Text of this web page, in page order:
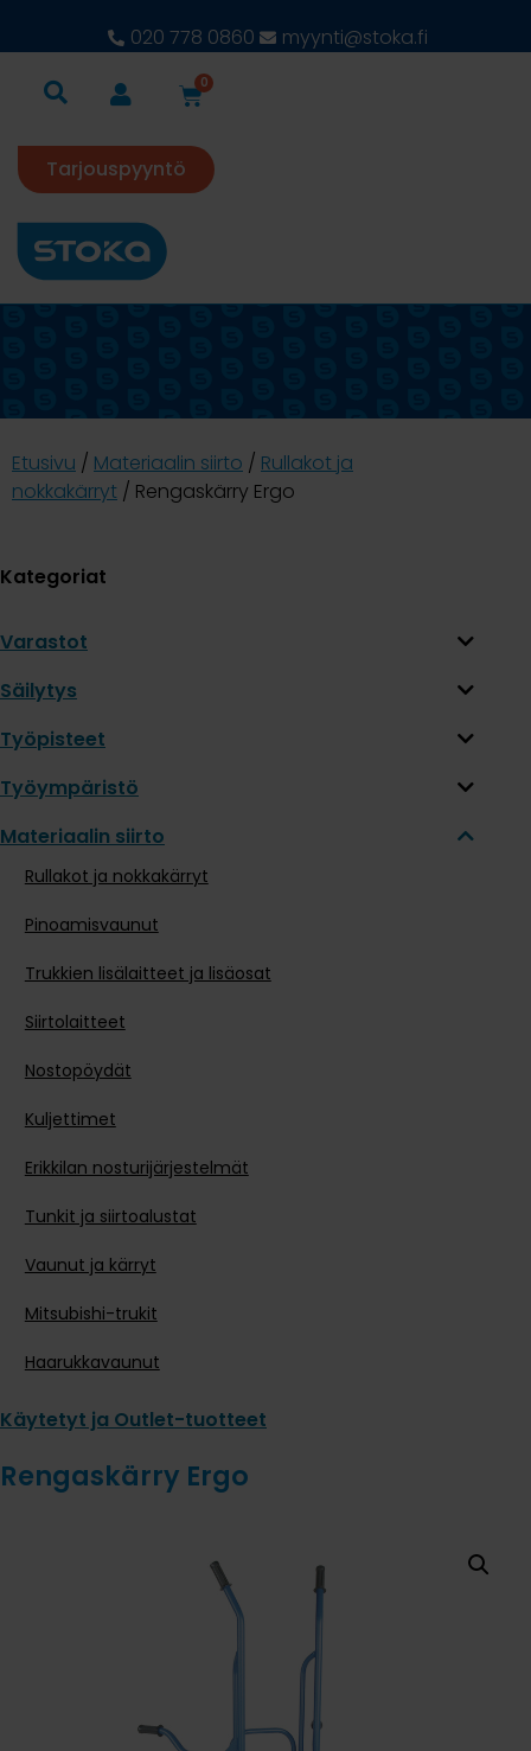
020 778 0860 myynti@stoka.fi
0
Tarjouspyyntö
Etusivu / Materiaalin siirto / Rullakot ja
nokkakärryt / Rengaskärry Ergo
Kategoriat
Varastot
Säilytys
Työpisteet
Työympäristö
Materiaalin siirto
Rullakot ja nokkakärryt
Pinoamisvaunut
Trukkien lisälaitteet ja lisäosat
Siirtolaitteet
Nostopöydät
Kuljettimet
Erikkilan nosturijärjestelmät
Tunkit ja siirtoalustat
Vaunut ja kärryt
Mitsubishi-trukit
Haarukkavaunut
Käytetyt ja Outlet-tuotteet
Rengaskärry Ergo